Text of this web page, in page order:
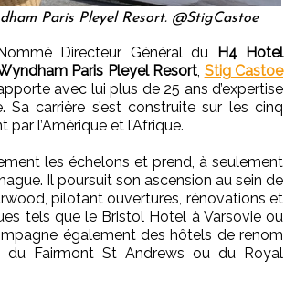
Paris Pleyel Resort. @StigCastoe
Directeur Général du
H4 Hotel
Paris Pleyel Resort, Stig Castoe
avec lui plus de 25 ans d’expertise
Sa carrière s’est construite sur les cinq
l’Amérique et l’Afrique.
les échelons et prend, à seulement
Il poursuit son ascension au sein de
pilotant ouvertures, rénovations et
tels que le Bristol Hotel à Varsovie ou
également des hôtels de renom
du Fairmont St Andrews ou du Royal